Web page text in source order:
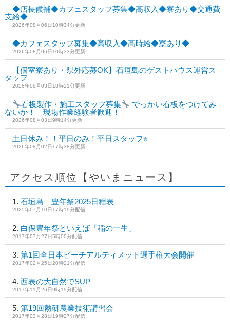
◆店長候補◆カフェスタッフ募集◆高収入◆寮あり◆交通費
支給◆
2026年08月06日10時34分更新
◆カフェスタッフ募集◆高収入◆高時給◆寮あり◆
2026年08月06日10時33分更新
【個室寮あり・県外応募OK】石垣島のゲストハウス運営ス
タッフ
2026年08月03日18時21分更新
看板製作・施工スタッフ募集
でっかい看板をつけてみ
ないか！ 現場作業経験者歓迎！
2026年08月03日9時14分更新
土日休み！！平日のみ！平日スタッフ⭐︎
2026年08月02日17時38分更新
アクセス順位【やいまニュース】
石垣島 豊年祭2025日程表
2025年07月10日17時19分配信
白保豊年祭といえば「稲の一生」
2017年07月27日5時00分配信
第1回全日本ビーチアルティメット選手権大会開催
2017年02月25日20時21分配信
西表の大自然でSUP
2017年11月26日9時19分配信
第19回熱研農業技術講習会
2017年03月28日19時27分配信